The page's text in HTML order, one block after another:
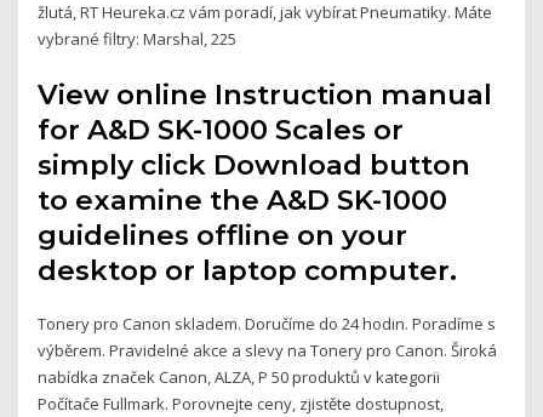
žlutá, RT Heureka.cz vám poradí, jak vybírat Pneumatiky. Máte
vybrané filtry: Marshal, 225
View online Instruction manual
for A&D SK-1000 Scales or
simply click Download button
to examine the A&D SK-1000
guidelines offline on your
desktop or laptop computer.
Tonery pro Canon skladem. Doručíme do 24 hodin. Poradíme s
výběrem. Pravidelné akce a slevy na Tonery pro Canon. Široká
nabídka značek Canon, ALZA, P 50 produktů v kategorii
Počítače Fullmark. Porovnejte ceny, zjistěte dostupnost,